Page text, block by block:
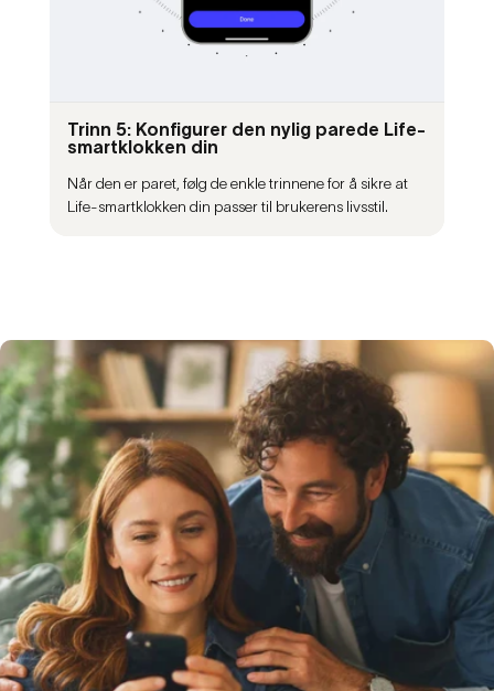
Trinn 5: Konfigurer den nylig parede Life-
smartklokken din
Når den er paret, følg de enkle trinnene for å sikre at
Life-smartklokken din passer til brukerens livsstil.